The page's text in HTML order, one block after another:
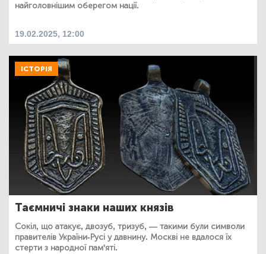
найголовнішим оберегом нації.
19.02.2025, 12:00
ІСТОРІЯ
Таємничі знаки наших князів
Сокіл, що атакує, двозуб, тризуб, — такими були символи
правителів України-Русі у давнину. Москві не вдалося їх
стерти з народної пам'яті.